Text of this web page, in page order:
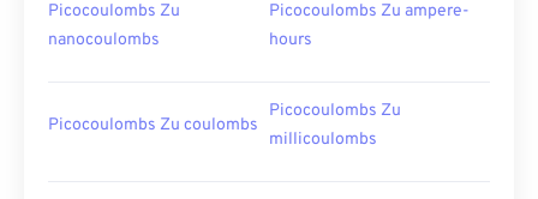
Picocoulombs Zu
nanocoulombs
Picocoulombs Zu ampere-
hours
Picocoulombs Zu coulombs
Picocoulombs Zu
millicoulombs